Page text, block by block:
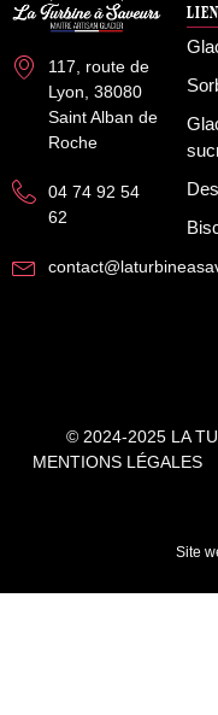
117, route de
Lyon, 38080
Saint Alban de
Roche
04 74 92 54
62
© 2024-2025 LA
MENTIONS LÉGALES
Site